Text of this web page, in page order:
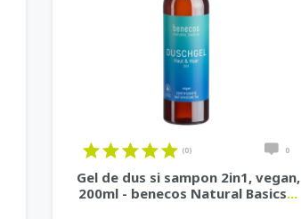
(0) 0
Gel de dus si sampon 2in1, vegan,
200ml - benecos Natural Basics...